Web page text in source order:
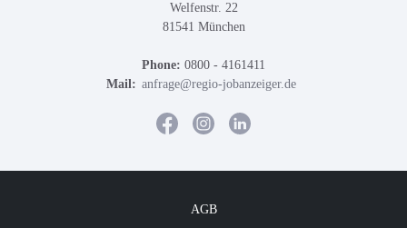
Welfenstr. 22
81541 München
Phone: 0800 - 4161411
Mail: anfrage@regio-jobanzeiger.de
AGB